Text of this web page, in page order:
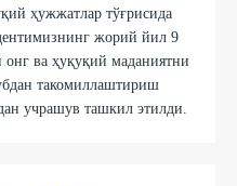
ҳужжатлар тўғрисида
жорий йил 9
ва ҳуқуқий маданиятни
такомиллаштириш
учрашув ташкил этилди.